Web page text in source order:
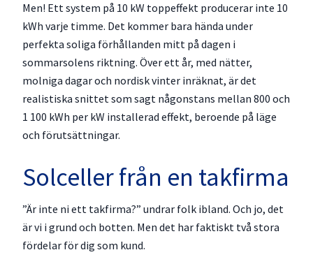
Men! Ett system på 10 kW toppeffekt producerar inte 10
kWh varje timme. Det kommer bara hända under
perfekta soliga förhållanden mitt på dagen i
sommarsolens riktning. Över ett år, med nätter,
molniga dagar och nordisk vinter inräknat, är det
realistiska snittet som sagt någonstans mellan 800 och
1 100 kWh per kW installerad effekt, beroende på läge
och förutsättningar.
Solceller från en takfirma
”Är inte ni ett takfirma?” undrar folk ibland. Och jo, det
är vi i grund och botten. Men det har faktiskt två stora
fördelar för dig som kund.